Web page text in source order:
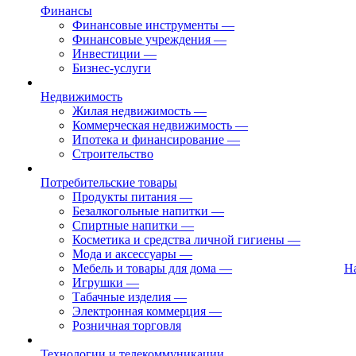
Финансы
Финансовые инструменты —
Финансовые учреждения —
Инвестиции —
Бизнес-услуги
Недвижимость
Жилая недвижимость —
Коммерческая недвижимость —
Ипотека и финансирование —
Строительство
Потребительские товары
Продукты питания —
Безалкогольные напитки —
Спиртные напитки —
Косметика и средства личной гигиены —
Мода и аксессуары —
Мебель и товары для дома —
Игрушки —
Табачные изделия —
Электронная коммерция —
Розничная торговля